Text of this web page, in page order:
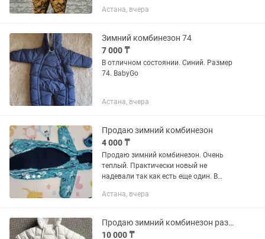
Астана, вчера
Зимний комбинезон 74
7 000 ₸
В отличном состоянии. Синий. Размер
74. BabyGo
Астана, вчера
Продаю зимний комбинезон
4 000 ₸
Продаю зимний комбинезон. Очень
теплый. Практически новый не
надевали так как есть еще один. В
Цвет очень яркий камера не передает.
Астана, вчера
Продаю зимний комбинезон размер 80
10 000 ₸